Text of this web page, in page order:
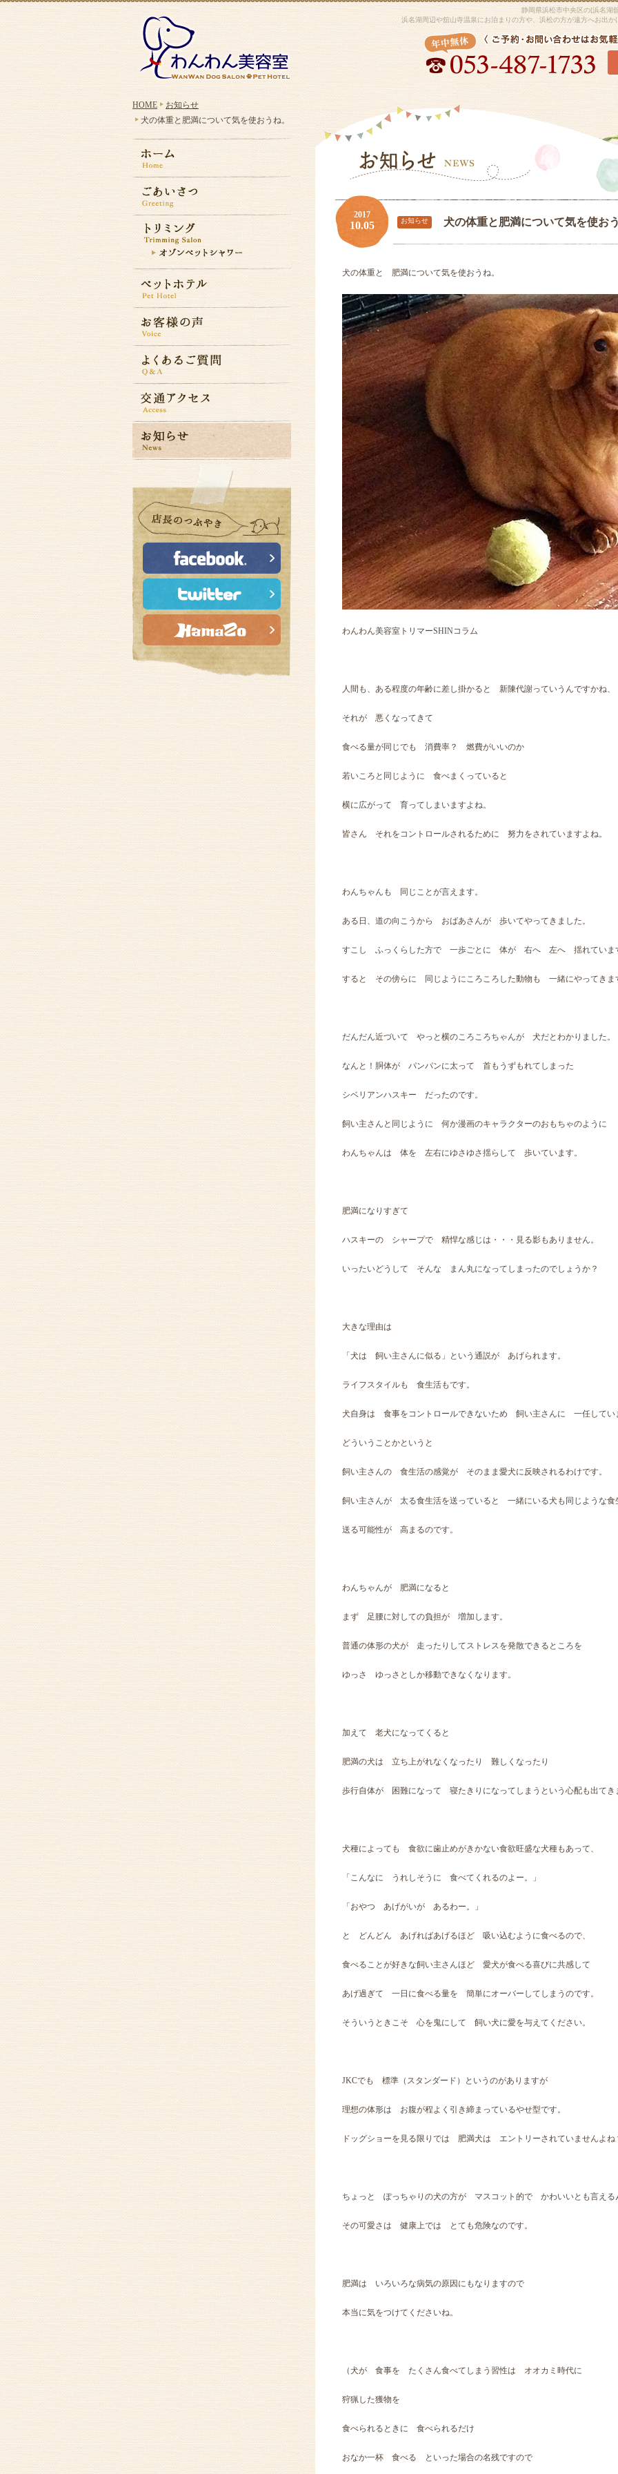
静岡県浜松市中央区の[浜名湖
浜名湖周辺や舘山寺温泉にお泊まりの方や、浜松の方が遠方へお出
犬の体重と肥満について気を使お
2017
10.05 お知らせ
犬の体重と 肥満について気を使おうね。
わんわん美容室トリマーSHINコラム
人間も、ある程度の年齢に差し掛かると 新陳代謝っていうんですかね、
それが 悪くなってきて
食べる量が同じでも 消費率？ 燃費がいいのか
若いころと同じように 食べまくっていると
横に広がって 育ってしまいますよね。
皆さん それをコントロールされるために 努力をされていますよね。
わんちゃんも 同じことが言えます。
ある日、道の向こうから おばあさんが 歩いてやってきました。
すこし ふっくらした方で 一歩ごとに 体が 右へ 左へ 揺れていま
すると その傍らに 同じようにころころした動物も 一緒にやってきま
だんだん近づいて やっと横のころころちゃんが 犬だとわかりました。
なんと！胴体が パンパンに太って 首もうずもれてしまった
シベリアンハスキー だったのです。
飼い主さんと同じように 何か漫画のキャラクターのおもちゃのように
わんちゃんは 体を 左右にゆさゆさ揺らして 歩いています。
肥満になりすぎて
ハスキーの シャープで 精悍な感じは・・・見る影もありません。
いったいどうして そんな まん丸になってしまったのでしょうか？
大きな理由は
「犬は 飼い主さんに似る」という通説が あげられます。
ライフスタイルも 食生活もです。
犬自身は 食事をコントロールできないため 飼い主さんに 一任してい
どういうことかというと
飼い主さんの 食生活の感覚が そのまま愛犬に反映されるわけです。
飼い主さんが 太る食生活を送っていると 一緒にいる犬も同じような食
送る可能性が 高まるのです。
わんちゃんが 肥満になると
まず 足腰に対しての負担が 増加します。
普通の体形の犬が 走ったりしてストレスを発散できるところを
ゆっさ ゆっさとしか移動できなくなります。
加えて 老犬になってくると
肥満の犬は 立ち上がれなくなったり 難しくなったり
歩行自体が 困難になって 寝たきりになってしまうという心配も出てき
犬種によっても 食欲に歯止めがきかない食欲旺盛な犬種もあって、
「こんなに うれしそうに 食べてくれるのよー。」
「おやつ あげがいが あるわー。」
と どんどん あげればあげるほど 吸い込むように食べるので、
食べることが好きな飼い主さんほど 愛犬が食べる喜びに共感して
あげ過ぎて 一日に食べる量を 簡単にオーバーしてしまうのです。
そういうときこそ 心を鬼にして 飼い犬に愛を与えてください。
JKCでも 標準（スタンダード）というのがありますが
理想の体形は お腹が程よく引き締まっているやせ型です。
ドッグショーを見る限りでは 肥満犬は エントリーされていませんよね
ちょっと ぽっちゃりの犬の方が マスコット的で かわいいとも言える
その可愛さは 健康上では とても危険なのです。
肥満は いろいろな病気の原因にもなりますので
本当に気をつけてくださいね。
（犬が 食事を たくさん食べてしまう習性は オオカミ時代に
狩猟した獲物を
食べられるときに 食べられるだけ
おなか一杯 食べる といった場合の名残ですので
HOME
お知らせ
犬の体重と肥満について気を使おうね。